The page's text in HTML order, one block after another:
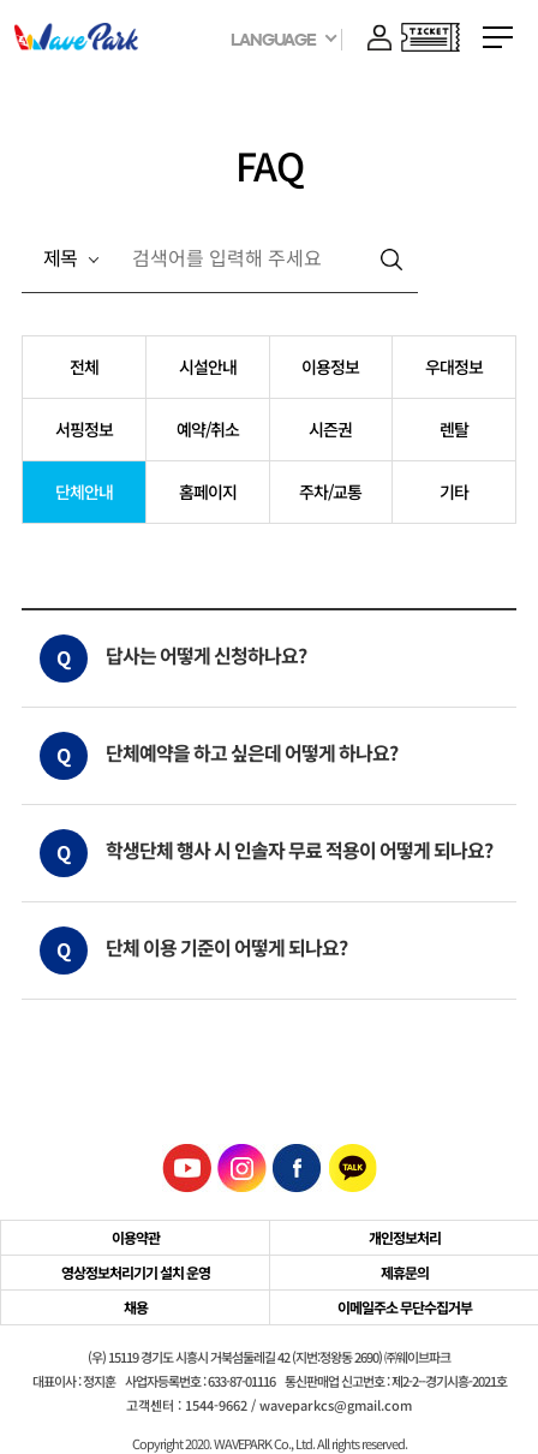
LANGUAGE
FAQ
제목
전체 시설안내 이용정보 우대정보
서핑정보 예약/취소 시즌권 렌탈
단체안내 홈페이지 주차/교통 기타
Q 답사는 어떻게 신청하나요?
Q 단체예약을 하고 싶은데 어떻게 하나요?
Q 학생단체 행사 시 인솔자 무료 적용이 어떻게 되나요?
Q 단체 이용 기준이 어떻게 되나요?
이용약관
개인정보처리
영상정보처리기기 설치 운영
제휴문의
채용
이메일주소 무단수집거부
(우) 15119 경기도 시흥시 거북섬둘레길 42 (지번:정왕동 2690) ㈜웨이브파크
대표이사 : 정지훈 사업자등록번호 : 633-87-01116 통신판매업 신고번호 : 제2-2--경기시흥-2021호
고객센터 : 1544-9662 / waveparkcs@gmail.com
Copyright 2020. WAVEPARK Co., Ltd. All rights reserved.